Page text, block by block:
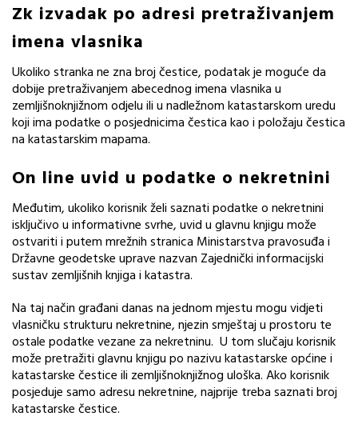
Zk izvadak po adresi pretraživanjem
imena vlasnika
Ukoliko stranka ne zna broj čestice, podatak je moguće da
dobije pretraživanjem abecednog imena vlasnika u
zemljišnoknjižnom odjelu ili u nadležnom katastarskom uredu
koji ima podatke o posjednicima čestica kao i položaju čestica
na katastarskim mapama.
On line uvid u podatke o nekretnini
Međutim, ukoliko korisnik želi saznati podatke o nekretnini
isključivo u informativne svrhe, uvid u glavnu knjigu može
ostvariti i putem mrežnih stranica Ministarstva pravosuđa i
Državne geodetske uprave nazvan Zajednički informacijski
sustav zemljišnih knjiga i katastra.
Na taj način građani danas na jednom mjestu mogu vidjeti
vlasničku strukturu nekretnine, njezin smještaj u prostoru te
ostale podatke vezane za nekretninu. U tom slučaju korisnik
može pretražiti glavnu knjigu po nazivu katastarske općine i
katastarske čestice ili zemljišnoknjižnog uloška. Ako korisnik
posjeduje samo adresu nekretnine, najprije treba saznati broj
katastarske čestice.